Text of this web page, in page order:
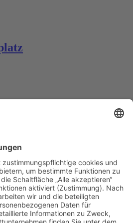
– 11:30 Uhr und 14:00 – 18:00 Uhr